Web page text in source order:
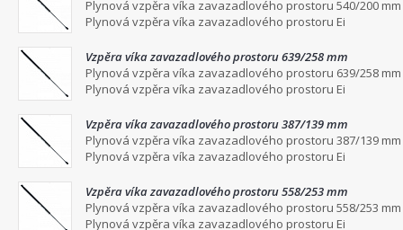
Plynová vzpěra víka zavazadlového prostoru 540/200 mm
Plynová vzpěra víka zavazadlového prostoru Ei
Vzpěra víka zavazadlového prostoru 639/258 mm
Plynová vzpěra víka zavazadlového prostoru 639/258 mm
Plynová vzpěra víka zavazadlového prostoru Ei
Vzpěra víka zavazadlového prostoru 387/139 mm
Plynová vzpěra víka zavazadlového prostoru 387/139 mm
Plynová vzpěra víka zavazadlového prostoru Ei
Vzpěra víka zavazadlového prostoru 558/253 mm
Plynová vzpěra víka zavazadlového prostoru 558/253 mm
Plynová vzpěra víka zavazadlového prostoru Ei